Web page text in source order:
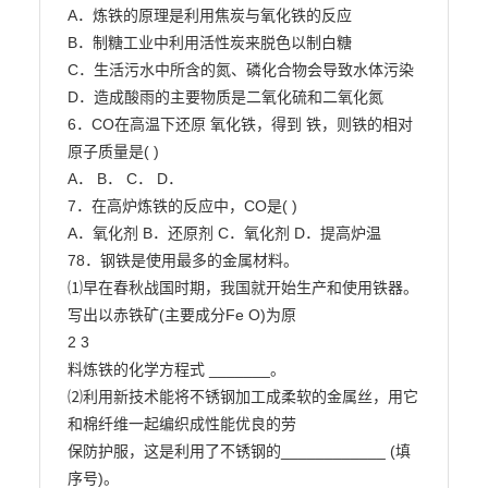
A．炼铁的原理是利用焦炭与氧化铁的反应
B．制糖工业中利用活性炭来脱色以制白糖
C．生活污水中所含的氮、磷化合物会导致水体污染
D．造成酸雨的主要物质是二氧化硫和二氧化氮
6．CO在高温下还原 氧化铁，得到 铁，则铁的相对
原子质量是( )
A． B． C． D．
7．在高炉炼铁的反应中，CO是( )
A．氧化剂 B．还原剂 C．氧化剂 D．提高炉温
78．钢铁是使用最多的金属材料。
⑴早在春秋战国时期，我国就开始生产和使用铁器。
写出以赤铁矿(主要成分Fe O)为原
2 3
料炼铁的化学方程式 _______。
⑵利用新技术能将不锈钢加工成柔软的金属丝，用它
和棉纤维一起编织成性能优良的劳
保防护服，这是利用了不锈钢的____________ (填
序号)。